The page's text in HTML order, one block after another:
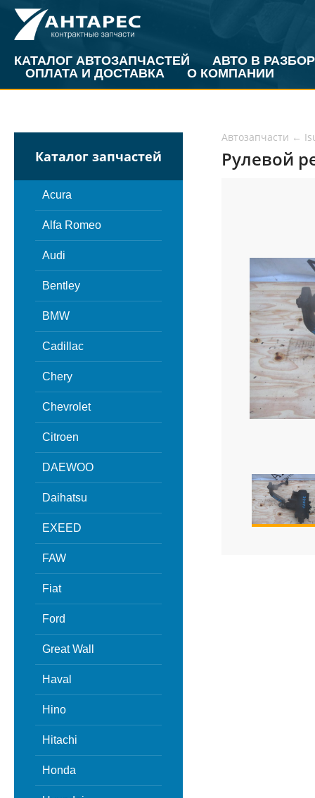
КАТАЛОГ АВТОЗАПЧАСТЕЙ
АВТО В РАЗБОР
ОПЛАТА И ДОСТАВКА
О КОМПАНИИ
Каталог запчастей
Acura
Alfa Romeo
Audi
Bentley
BMW
Cadillac
Chery
Chevrolet
Citroen
DAEWOO
Daihatsu
EXEED
FAW
Fiat
Ford
Great Wall
Haval
Hino
Hitachi
Honda
Автозапчасти ←
Рулевой